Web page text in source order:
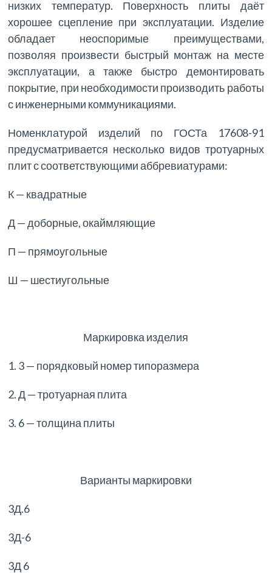
низких температур. Поверхность плиты даёт
хорошее сцепление при эксплуатации. Изделие
обладает неоспоримые преимуществами,
позволяя произвести быстрый монтаж на месте
эксплуатации, а также быстро демонтировать
покрытие, при необходимости производить работы
с инженерными коммуникациями.
Номенклатурой изделий по ГОСТа 17608-91
предусматривается несколько видов тротуарных
плит с соответствующими аббревиатурами:
К — квадратные
Д — доборные, окаймляющие
П — прямоугольные
Ш — шестиугольные
Маркировка изделия
1. 3 — порядковый номер типоразмера
2. Д — тротуарная плита
3. 6 — толщина плиты
Варианты маркировки
3Д.6
3Д-6
3Д 6